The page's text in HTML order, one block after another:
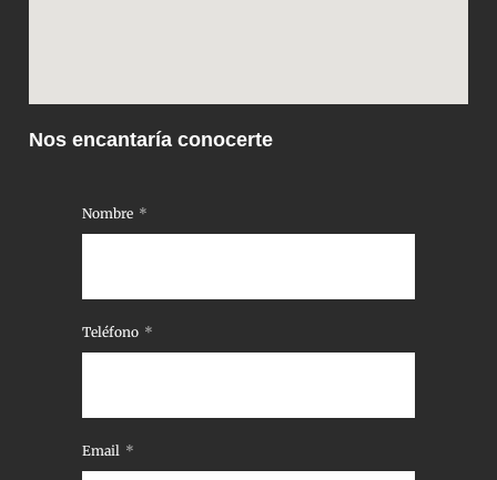
Nos encantaría conocerte
Nombre
Teléfono
Email